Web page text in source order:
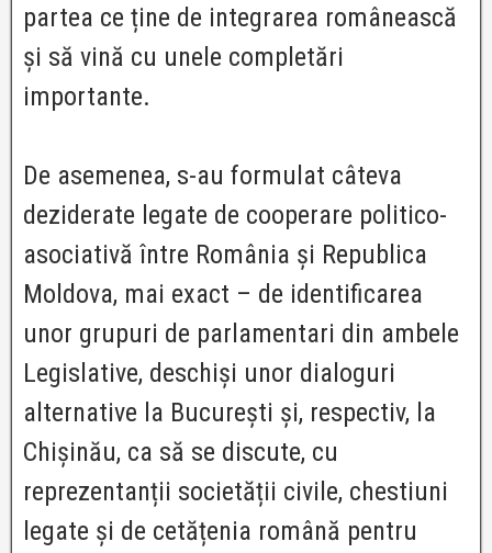
partea ce ține de integrarea românească
și să vină cu unele completări
importante.
De asemenea, s-au formulat câteva
deziderate legate de cooperare politico-
asociativă între România și Republica
Moldova, mai exact – de identificarea
unor grupuri de parlamentari din ambele
Legislative, deschiși unor dialoguri
alternative la București și, respectiv, la
Chișinău, ca să se discute, cu
reprezentanții societății civile, chestiuni
legate și de cetățenia română pentru